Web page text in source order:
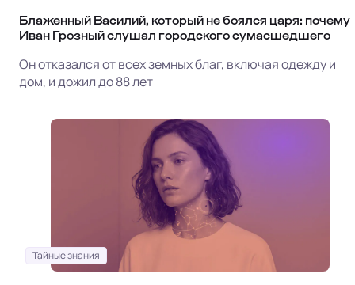
Блаженный Василий, который не боялся царя: почему
Иван Грозный слушал городского сумасшедшего
Он отказался от всех земных благ, включая одежду и
дом, и дожил до 88 лет
Тайные знания